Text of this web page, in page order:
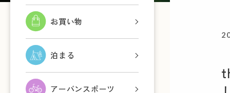
お買い物
泊まる
アーバンスポーツ